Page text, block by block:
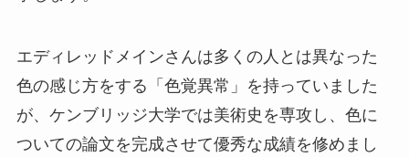
エディレッドメインさんは多くの人とは異なった
色の感じ方をする「色覚異常」を持っていました
が、ケンブリッジ大学では美術史を専攻し、色に
ついての論文を完成させて優秀な成績を修めまし